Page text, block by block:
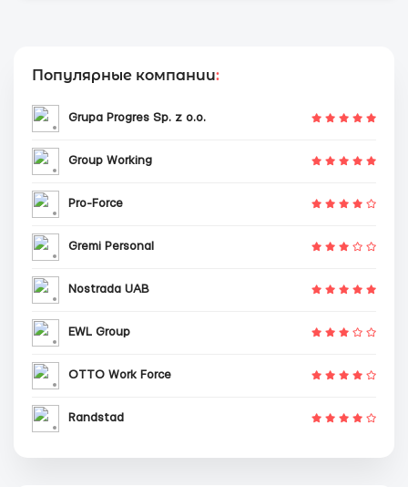
Популярные компании:
Grupa Progres Sp. z o.o.
Group Working
Pro-Force
Gremi Personal
Nostrada UAB
EWL Group
OTTO Work Force
Randstad